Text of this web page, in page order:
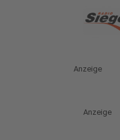
Anzeige
Anzeige